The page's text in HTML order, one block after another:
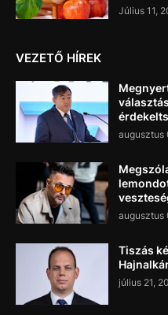
Július 11,
VEZETŐ HÍREK
augusztus
augusztus
Tiszás
július 21,